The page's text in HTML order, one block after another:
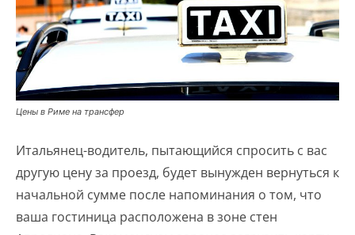
Цены в Риме на трансфер
Итальянец-водитель, пытающийся спросить с вас
другую цену за проезд, будет вынужден вернуться к
начальной сумме после напоминания о том, что
ваша гостиница расположена в зоне стен